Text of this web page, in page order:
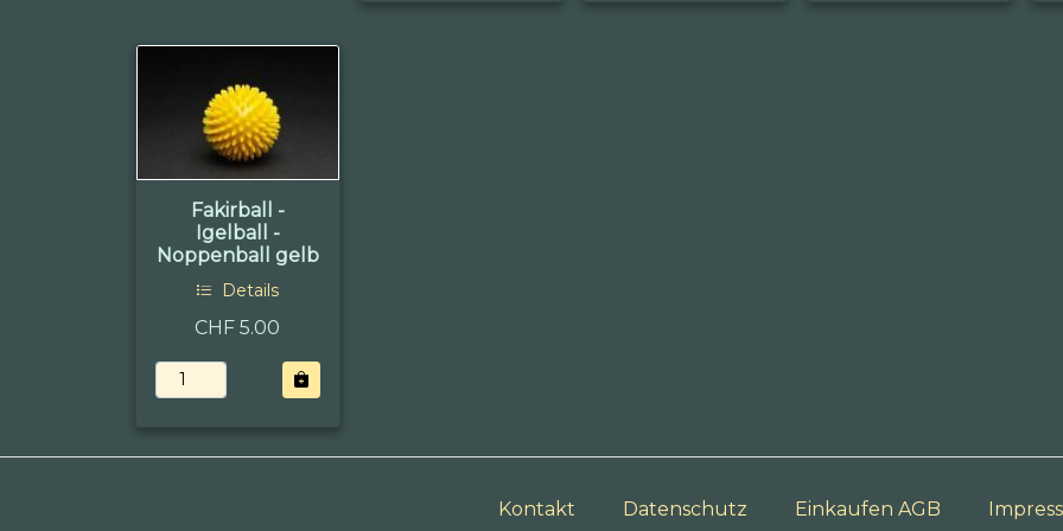
Fakirball -
Igelball -
Noppenball gelb
Details
CHF 5.00
Kontakt Datenschutz Einkaufen AGB